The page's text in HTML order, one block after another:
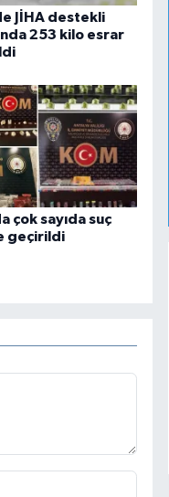
JİHA destekli
253 kilo esrar
çok sayıda suç
geçirildi